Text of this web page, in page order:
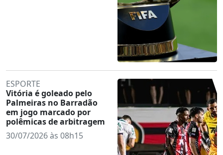
ESPORTE
Vitória é goleado pelo
Palmeiras no Barradão
em jogo marcado por
polêmicas de arbitragem
30/07/2026 às 08h15